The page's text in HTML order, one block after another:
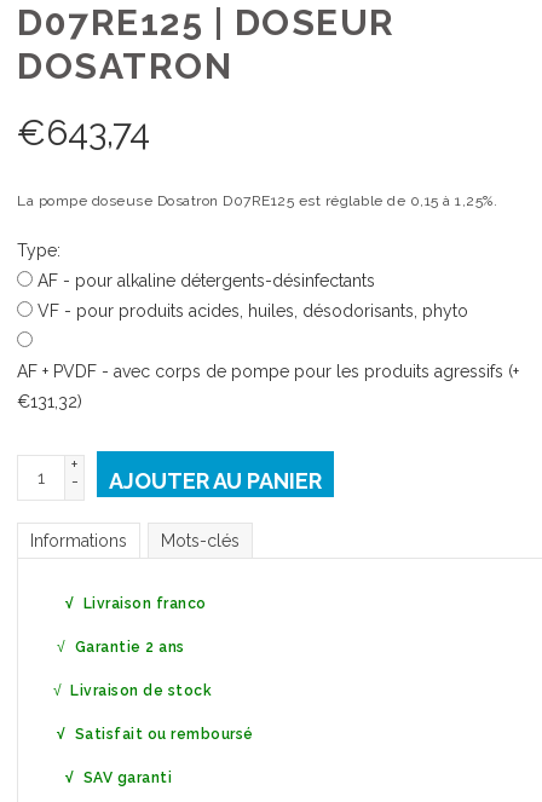
D07RE125 | DOSEUR
DOSATRON
€643,74
La pompe doseuse Dosatron D07RE125 est réglable de 0,15 à 1,25%.
Type:
AF - pour alkaline détergents-désinfectants
VF - pour produits acides, huiles, désodorisants, phyto
AF + PVDF - avec corps de pompe pour les produits agressifs (+
€131,32)
+
-
AJOUTER AU PANIER
Informations Mots-clés
√ Livraison franco
√ Garantie 2 ans
√ Livraison de stock
√ Satisfait ou remboursé
√ SAV garanti